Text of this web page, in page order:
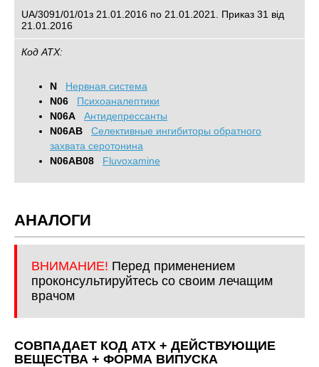
UA/3091/01/01з 21.01.2016 по 21.01.2021. Приказ 31 від
21.01.2016
Код АТХ:
N
Нервная система
N06
Психоаналептики
N06A
Антидепрессанты
N06AB
Cелективные ингибиторы обратного
захвата серотонина
N06AB08
Fluvoxamine
АНАЛОГИ
ВНИМАНИЕ! Перед применением
проконсультируйтесь со своим лечащим
врачом
СОВПАДАЕТ КОД ATХ + ДЕЙСТВУЮЩИЕ
ВЕЩЕСТВА + ФОРМА ВИПУСКА